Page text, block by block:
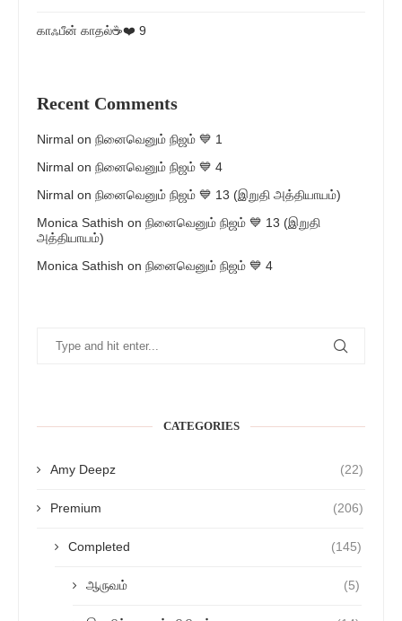
காஃபீன் காதல்☕❤️ 9
Recent Comments
Nirmal on நினைவெனும் நிஜம் 💙 1
Nirmal on நினைவெனும் நிஜம் 💙 4
Nirmal on நினைவெனும் நிஜம் 💙 13 (இறுதி அத்தியாயம்)
Monica Sathish on நினைவெனும் நிஜம் 💙 13 (இறுதி
அத்தியாயம்)
Monica Sathish on நினைவெனும் நிஜம் 💙 4
CATEGORIES
Amy Deepz (22)
Premium (206)
Completed (145)
ஆருவம் (5)